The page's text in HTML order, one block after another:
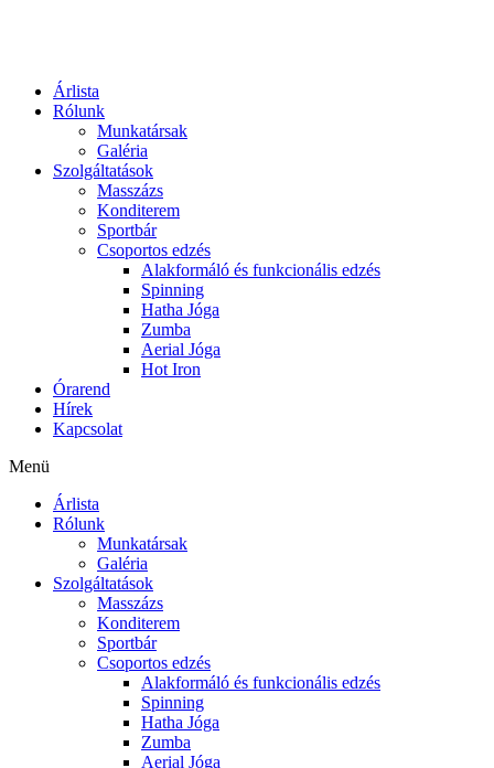
Árlista
Rólunk
Munkatársak
Galéria
Szolgáltatások
Masszázs
Konditerem
Sportbár
Csoportos edzés
Alakformáló és funkcionális edzés
Spinning
Hatha Jóga
Zumba
Aerial Jóga
Hot Iron
Órarend
Hírek
Kapcsolat
Menü
Árlista
Rólunk
Munkatársak
Galéria
Szolgáltatások
Masszázs
Konditerem
Sportbár
Csoportos edzés
Alakformáló és funkcionális edzés
Spinning
Hatha Jóga
Zumba
Aerial Jóga